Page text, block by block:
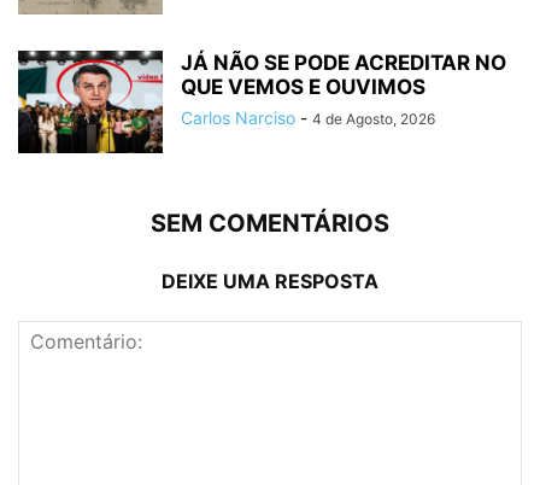
JÁ NÃO SE PODE ACREDITAR NO
QUE VEMOS E OUVIMOS
Carlos Narciso - 4 de Agosto, 2026
SEM COMENTÁRIOS
DEIXE UMA RESPOSTA